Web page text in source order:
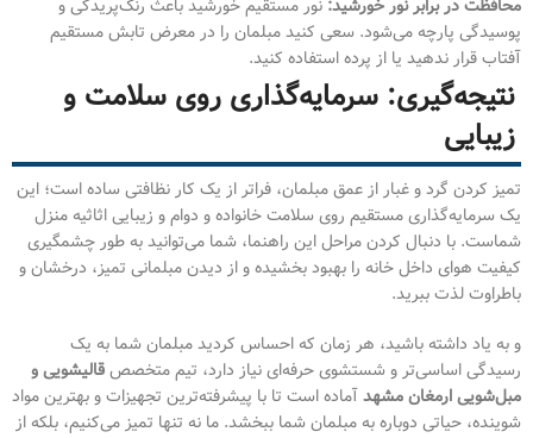
محافظت در برابر نور خورشید: نور مستقیم خورشید باعث رنگ‌پریدگی و
پوسیدگی پارچه می‌شود. سعی کنید مبلمان را در معرض تابش مستقیم
آفتاب قرار ندهید یا از پرده استفاده کنید.
نتیجه‌گیری: سرمایه‌گذاری روی سلامت و
زیبایی
تمیز کردن گرد و غبار از عمق مبلمان، فراتر از یک کار نظافتی ساده است؛ این
یک سرمایه‌گذاری مستقیم روی سلامت خانواده و دوام و زیبایی اثاثیه منزل
شماست. با دنبال کردن مراحل این راهنما، شما می‌توانید به طور چشمگیری
کیفیت هوای داخل خانه را بهبود بخشیده و از دیدن مبلمانی تمیز، درخشان و
باطراوت لذت ببرید.
و به یاد داشته باشید، هر زمان که احساس کردید مبلمان شما به یک
رسیدگی اساسی‌تر و شستشوی حرفه‌ای نیاز دارد، تیم متخصصقالیشویی و
مبل‌شویی ارمغان مشهدآماده است تا با پیشرفته‌ترین تجهیزات و بهترین مواد
شوینده، حیاتی دوباره به مبلمان شما ببخشد. ما نه تنها تمیز می‌کنیم، بلکه از